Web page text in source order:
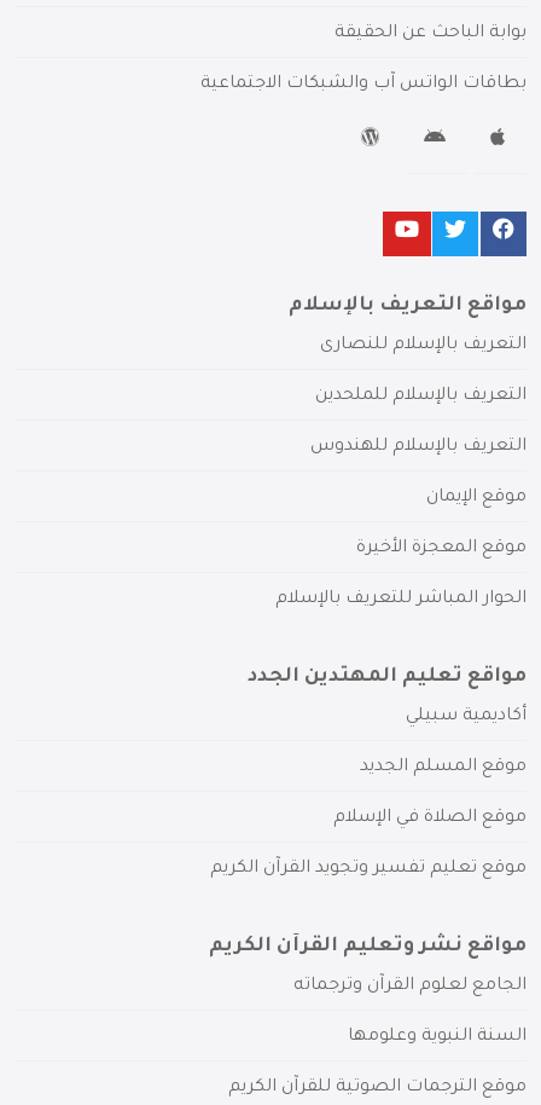
بوابة الباحث عن الحقيقة
بطاقات الواتس آب والشبكات الاجتماعية
مواقع التعريف بالإسلام
التعريف بالإسلام للنصارى
التعريف بالإسلام للملحدين
التعريف بالإسلام للهندوس
موقع الإيمان
موقع المعجزة الأخيرة
الحوار المباشر للتعريف بالإسلام
مواقع تعليم المهتدين الجدد
أكاديمية سبيلي
موقع المسلم الجديد
موقع الصلاة في الإسلام
موقع تعليم تفسير وتجويد القرآن الكريم
مواقع نشر وتعليم القرآن الكريم
الجامع لعلوم القرآن وترجماته
السنة النبوية وعلومها
موقع الترجمات الصوتية للقرآن الكريم